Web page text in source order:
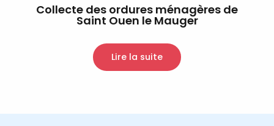
Collecte des ordures ménagères de
Saint Ouen le Mauger
Lire la suite